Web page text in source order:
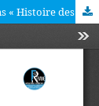
De l’oralité subversive à l’écriture engagée dans « Histoire des sept crucifiés de l’espoir » d’Abdellatif Laâbi